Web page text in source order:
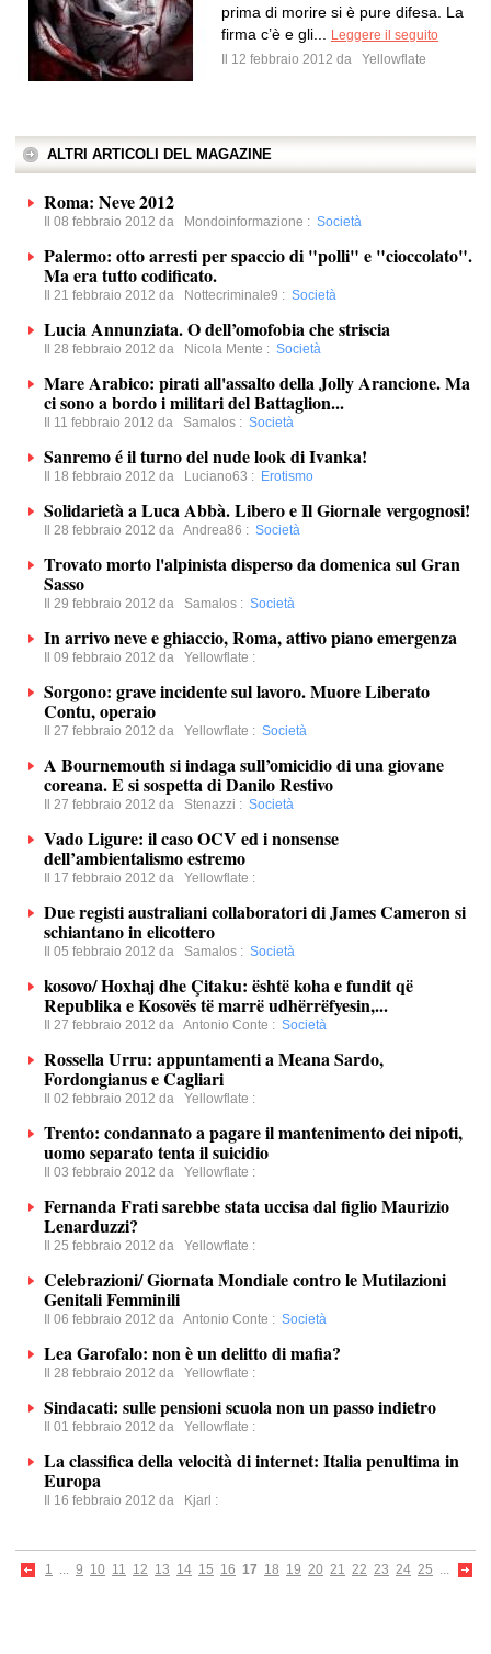
prima di morire si è pure difesa. La
firma c’è e gli...
Leggere il seguito
Il 12 febbraio 2012 da
Yellowflate
ALTRI ARTICOLI DEL MAGAZINE
Roma: Neve 2012
Il 08 febbraio 2012 da Mondoinformazione : Società
Palermo: otto arresti per spaccio di "polli" e "cioccolato".
Ma era tutto codificato.
Il 21 febbraio 2012 da Nottecriminale9 : Società
Lucia Annunziata. O dell’omofobia che striscia
Il 28 febbraio 2012 da Nicola Mente : Società
Mare Arabico: pirati all'assalto della Jolly Arancione. Ma
ci sono a bordo i militari del Battaglion...
Il 11 febbraio 2012 da Samalos : Società
Sanremo é il turno del nude look di Ivanka!
Il 18 febbraio 2012 da Luciano63 : Erotismo
Solidarietà a Luca Abbà. Libero e Il Giornale vergognosi!
Il 28 febbraio 2012 da Andrea86 : Società
Trovato morto l'alpinista disperso da domenica sul Gran
Sasso
Il 29 febbraio 2012 da Samalos : Società
In arrivo neve e ghiaccio, Roma, attivo piano emergenza
Il 09 febbraio 2012 da Yellowflate :
Sorgono: grave incidente sul lavoro. Muore Liberato
Contu, operaio
Il 27 febbraio 2012 da Yellowflate : Società
A Bournemouth si indaga sull’omicidio di una giovane
coreana. E si sospetta di Danilo Restivo
Il 27 febbraio 2012 da Stenazzi : Società
Vado Ligure: il caso OCV ed i nonsense
dell’ambientalismo estremo
Il 17 febbraio 2012 da Yellowflate :
Due registi australiani collaboratori di James Cameron si
schiantano in elicottero
Il 05 febbraio 2012 da Samalos : Società
kosovo/ Hoxhaj dhe Çitaku: është koha e fundit që
Republika e Kosovës të marrë udhërrëfyesin,...
Il 27 febbraio 2012 da Antonio Conte : Società
Rossella Urru: appuntamenti a Meana Sardo,
Fordongianus e Cagliari
Il 02 febbraio 2012 da Yellowflate :
Trento: condannato a pagare il mantenimento dei nipoti,
uomo separato tenta il suicidio
Il 03 febbraio 2012 da Yellowflate :
Fernanda Frati sarebbe stata uccisa dal figlio Maurizio
Lenarduzzi?
Il 25 febbraio 2012 da Yellowflate :
Celebrazioni/ Giornata Mondiale contro le Mutilazioni
Genitali Femminili
Il 06 febbraio 2012 da Antonio Conte : Società
Lea Garofalo: non è un delitto di mafia?
Il 28 febbraio 2012 da Yellowflate :
Sindacati: sulle pensioni scuola non un passo indietro
Il 01 febbraio 2012 da Yellowflate :
La classifica della velocità di internet: Italia penultima in
Europa
Il 16 febbraio 2012 da Kjarl :
1 ... 9 10 11 12 13 14 15 16 17 18 19 20 21 22 23 24 25 ...